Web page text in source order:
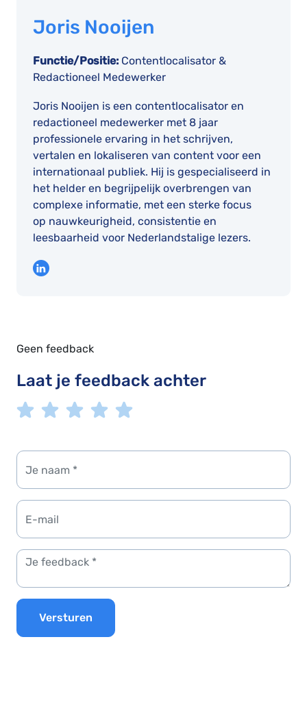
Joris Nooijen
Functie/Positie: Contentlocalisator &
Redactioneel Medewerker
Joris Nooijen is een contentlocalisator en
redactioneel medewerker met 8 jaar
professionele ervaring in het schrijven,
vertalen en lokaliseren van content voor een
internationaal publiek. Hij is gespecialiseerd in
het helder en begrijpelijk overbrengen van
complexe informatie, met een sterke focus
op nauwkeurigheid, consistentie en
leesbaarheid voor Nederlandstalige lezers.
Geen feedback
Laat je feedback achter
Versturen